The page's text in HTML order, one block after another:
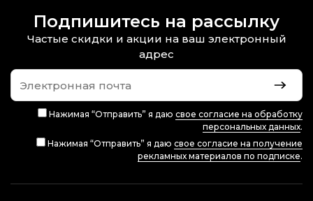
Подпишитесь на рассылку
Частые скидки и акции на ваш электронный
адрес
Нажимая “Отправить” я даю свое согласие на обработку
персональных данных.
Нажимая “Отправить” я даю свое согласие на получение
рекламных материалов по подписке.